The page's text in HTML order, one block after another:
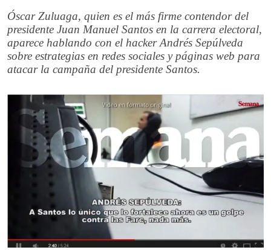
Óscar Zuluaga, quien es el más firme contendor del
presidente Juan Manuel Santos en la carrera electoral,
aparece hablando con el hacker Andrés Sepúlveda
sobre estrategias en redes sociales y páginas web para
atacar la campaña del presidente Santos.